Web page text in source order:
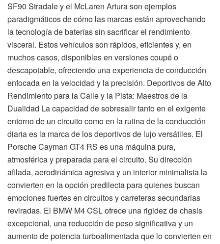
SF90 Stradale y el McLaren Artura son ejemplos
paradigmáticos de cómo las marcas están aprovechando
la tecnología de baterías sin sacrificar el rendimiento
visceral. Estos vehículos son rápidos, eficientes y, en
muchos casos, disponibles en versiones coupé o
descapotable, ofreciendo una experiencia de conducción
enfocada en la velocidad y la precisión. Deportivos de Alto
Rendimiento para la Calle y la Pista: Maestros de la
Dualidad La capacidad de sobresalir tanto en el exigente
entorno de un circuito como en la rutina de la conducción
diaria es la marca de los deportivos de lujo versátiles. El
Porsche Cayman GT4 RS es una máquina pura,
atmosférica y preparada para el circuito. Su dirección
afilada, aerodinámica agresiva y un interior minimalista la
convierten en la opción predilecta para quienes buscan
emociones fuertes en circuitos y carreteras secundarias
reviradas. El BMW M4 CSL ofrece una rigidez de chasis
excepcional, una reducción de peso significativa y un
aumento de potencia turboalimentada que lo convierten en